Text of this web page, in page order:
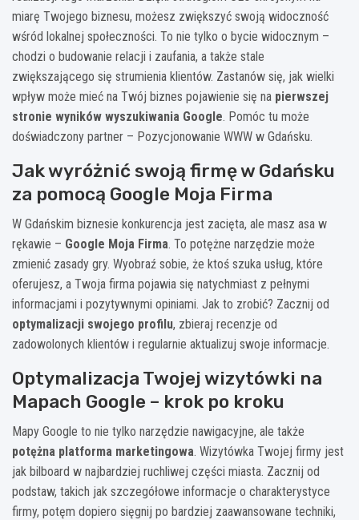
miarę Twojego biznesu, możesz zwiększyć swoją widoczność
wśród lokalnej społeczności. To nie tylko o bycie widocznym –
chodzi o budowanie relacji i zaufania, a także stale
zwiększającego się strumienia klientów. Zastanów się, jak wielki
wpływ może mieć na Twój biznes pojawienie się na pierwszej
stronie wyników wyszukiwania Google. Pomóc tu może
doświadczony partner – Pozycjonowanie WWW w Gdańsku.
Jak wyróżnić swoją firmę w Gdańsku
za pomocą Google Moja Firma
W Gdańskim biznesie konkurencja jest zacięta, ale masz asa w
rękawie – Google Moja Firma. To potężne narzędzie może
zmienić zasady gry. Wyobraź sobie, że ktoś szuka usług, które
oferujesz, a Twoja firma pojawia się natychmiast z pełnymi
informacjami i pozytywnymi opiniami. Jak to zrobić? Zacznij od
optymalizacji swojego profilu, zbieraj recenzje od
zadowolonych klientów i regularnie aktualizuj swoje informacje.
Optymalizacja Twojej wizytówki na
Mapach Google – krok po kroku
Mapy Google to nie tylko narzędzie nawigacyjne, ale także
potężna platforma marketingowa. Wizytówka Twojej firmy jest
jak bilboard w najbardziej ruchliwej części miasta. Zacznij od
podstaw, takich jak szczegółowe informacje o charakterystyce
firmy, potęm dopiero sięgnij po bardziej zaawansowane techniki,